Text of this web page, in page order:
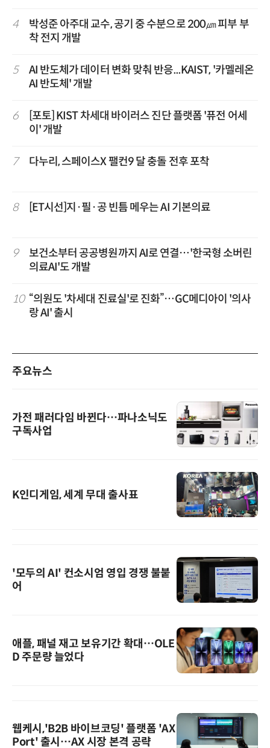
4
박성준 아주대 교수, 공기 중 수분으로 200㎛ 피부 부
착 전지 개발
5
AI 반도체가 데이터 변화 맞춰 반응...KAIST, '카멜레온
AI 반도체' 개발
6
[포토] KIST 차세대 바이러스 진단 플랫폼 '퓨전 어세
이' 개발
7 다누리, 스페이스X 팰컨9 달 충돌 전후 포착
8 [ET시선]지·필·공 빈틈 메우는 AI 기본의료
9
보건소부터 공공병원까지 AI로 연결…'한국형 소버린
의료AI'도 개발
10 “의원도 '차세대 진료실'로 진화”…GC메디아이 '의사
랑 AI' 출시
주요뉴스
가전 패러다임 바뀐다…파나소닉도
구독사업
K인디게임, 세계 무대 출사표
'모두의 AI' 컨소시엄 영입 경쟁 불붙
어
애플, 패널 재고 보유기간 확대…OLE
D 주문량 늘었다
웹케시,'B2B 바이브코딩' 플랫폼 'AX
Port' 출시…AX 시장 본격 공략